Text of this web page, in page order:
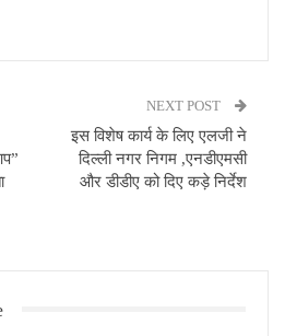
NEXT POST
इस विशेष कार्य के लिए एलजी ने
दिल्ली नगर निगम ,एनडीएमसी
और डीडीए को दिए कड़े निर्देश